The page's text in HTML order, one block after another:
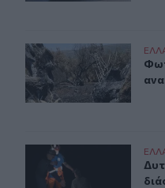
Φωτιά στη Βοιωτία:
Δυτική Μάνη: